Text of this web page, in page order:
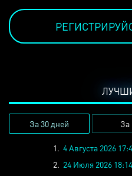
За 30 дней За
1. 4 Августа 2026
2. 24 Июля 2026